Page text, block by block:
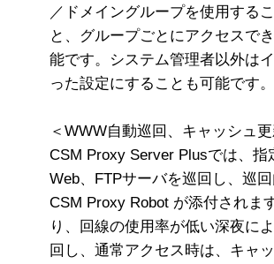
／ドメイングループを使用する
と、グループごとにアクセスで
能です。システム管理者以外は
った設定にすることも可能です。
＜WWW自動巡回、キャッシュ
CSM Proxy Server Plusでは、
Web、FTPサーバを巡回し、巡
CSM Proxy Robot が添付されま
り、回線の使用率が低い深夜に
回し、通常アクセス時は、キャ